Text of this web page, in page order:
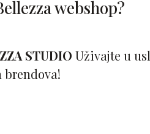
webshop?
STUDIO Uživajte u